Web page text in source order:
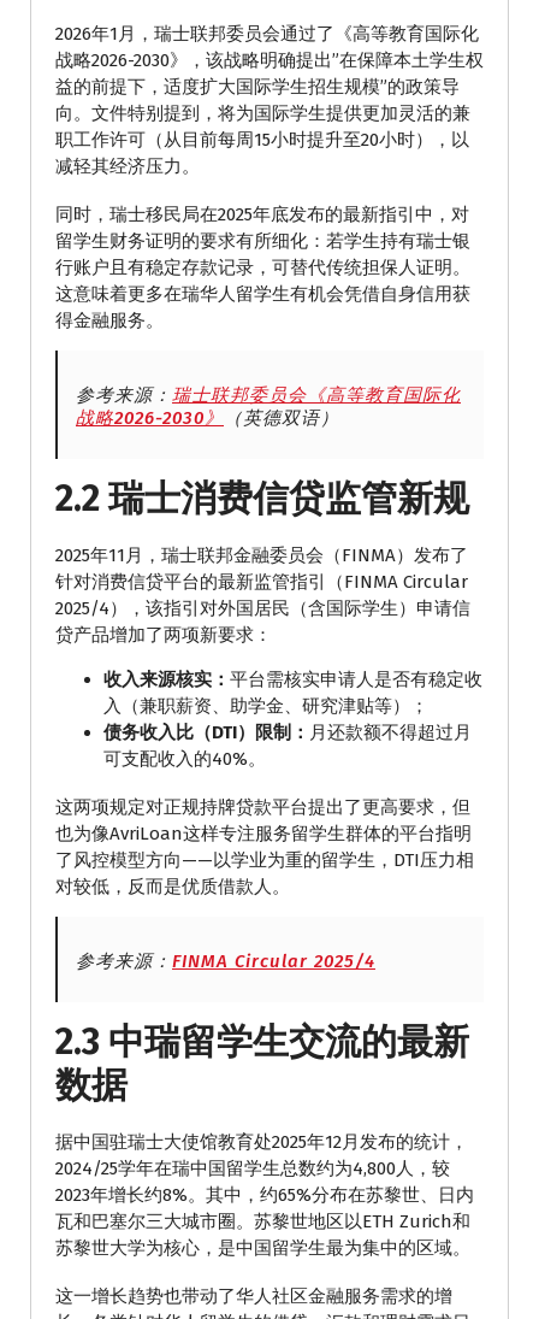
2026年1月，瑞士联邦委员会通过了《高等教育国际化
战略2026-2030》，该战略明确提出”在保障本土学生权
益的前提下，适度扩大国际学生招生规模”的政策导
向。文件特别提到，将为国际学生提供更加灵活的兼
职工作许可（从目前每周15小时提升至20小时），以
减轻其经济压力。
同时，瑞士移民局在2025年底发布的最新指引中，对
留学生财务证明的要求有所细化：若学生持有瑞士银
行账户且有稳定存款记录，可替代传统担保人证明。
这意味着更多在瑞华人留学生有机会凭借自身信用获
得金融服务。
参考来源： 瑞士联邦委员会《高等教育国际化
战略2026-2030》
（英德双语）
2.2 瑞士消费信贷监管新规
2025年11月，瑞士联邦金融委员会（FINMA）发布了
针对消费信贷平台的最新监管指引（FINMA Circular
2025/4），该指引对外国居民（含国际学生）申请信
贷产品增加了两项新要求：
收入来源核实： 平台需核实申请人是否有稳定收
入（兼职薪资、助学金、研究津贴等）；
债务收入比（DTI）限制： 月还款额不得超过月
可支配收入的40%。
这两项规定对正规持牌贷款平台提出了更高要求，但
也为像AvriLoan这样专注服务留学生群体的平台指明
了风控模型方向——以学业为重的留学生，DTI压力相
对较低，反而是优质借款人。
参考来源： FINMA Circular 2025/4
2.3 中瑞留学生交流的最新
数据
据中国驻瑞士大使馆教育处2025年12月发布的统计，
2024/25学年在瑞中国留学生总数约为4,800人，较
2023年增长约8%。其中，约65%分布在苏黎世、日内
瓦和巴塞尔三大城市圈。苏黎世地区以ETH Zurich和
苏黎世大学为核心，是中国留学生最为集中的区域。
这一增长趋势也带动了华人社区金融服务需求的增